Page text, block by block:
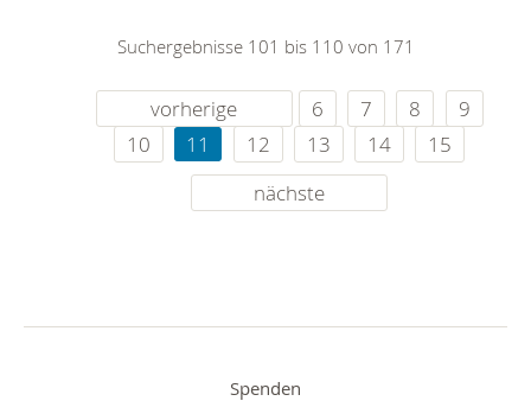
Suchergebnisse 101 bis 110 von 171
vorherige 6 7 8
9
10
11 12 13 14
15
nächste
Spenden